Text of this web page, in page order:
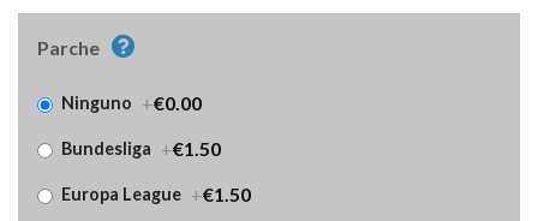
Parche
Ninguno +€0.00
Bundesliga +€1.50
Europa League +€1.50